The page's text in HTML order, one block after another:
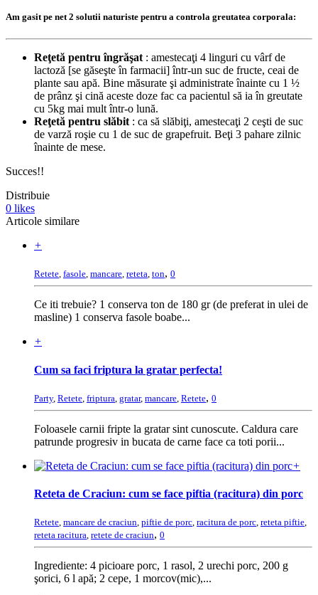
Am gasit pe net 2 solutii naturiste pentru a controla greutatea corporala:
Reţetă pentru îngrăşat : amestecaţi 4 linguri cu vârf de
lactoză [se găseşte în farmacii] într-un suc de fructe, ceai de
plante sau apă. Bine măsurate şi administrate înainte cu 1 ½
de prânz şi cină aceste doze fac ca pacientul să ia în greutate
cu 5kg mai mult într-o lună.
Reţetă pentru slăbit : ca să slăbiţi, amestecaţi 2 ceşti de suc
de varză roşie cu 1 de suc de grapefruit. Beţi 3 pahare zilnic
înainte de mese.
Succes!!
Distribuie
0 likes
Articole similare
+
Retete, fasole, mancare, reteta, ton, 0
Ce iti trebuie? 1 conserva ton de 180 gr (de preferat in ulei de
masline) 1 conserva fasole boabe...
+
Cum sa faci friptura la gratar perfecta!
Party, Retete friptura gratar, mancare Retete, 0
Foloasele carnii fripte la gratar sint cunoscute. Caldura care
patrunde progresiv in bucata de carne face ca toti porii...
+
Reteta de Craciun: cum se face piftia (racitura) din porc
Retete, mancare de craciun, piftie de porc, racitura de porc, reteta piftie,
reteta racitura, retete de craciun, 0
Ingrediente: 4 picioare porc, 1 rasol, 2 urechi porc, 200 g
şorici, 6 l apă; 2 cepe, 1 morcov(mic),...